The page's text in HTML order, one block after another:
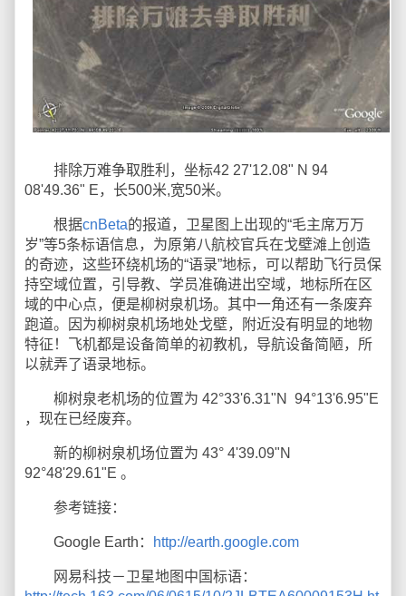
排除万难争取胜利，坐标42 27'12.08" N 94
08'49.36" E，长500米,宽50米。
根据cnBeta的报道，卫星图上出现的“毛主席万万
岁”等5条标语信息，为原第八航校官兵在戈壁滩上创造
的奇迹，这些环绕机场的“语录”地标，可以帮助飞行员保
持空域位置，引导教、学员准确进出空域，地标所在区
域的中心点，便是柳树泉机场。其中一角还有一条废弃
跑道。因为柳树泉机场地处戈壁，附近没有明显的地物
特征！飞机都是设备简单的初教机，导航设备简陋，所
以就弄了语录地标。
柳树泉老机场的位置为 42°33'6.31"N 94°13'6.95"E
，现在已经废弃。
新的柳树泉机场位置为 43° 4'39.09"N
92°48'29.61"E 。
参考链接：
Google Earth： http://earth.google.com
网易科技－卫星地图中国标语：